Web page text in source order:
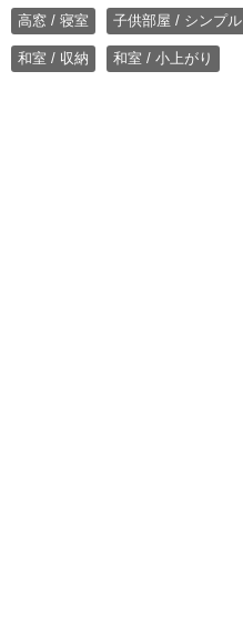
高窓 / 寝室 子供部屋 / シンプル
和室 / 収納 和室 / 小上がり